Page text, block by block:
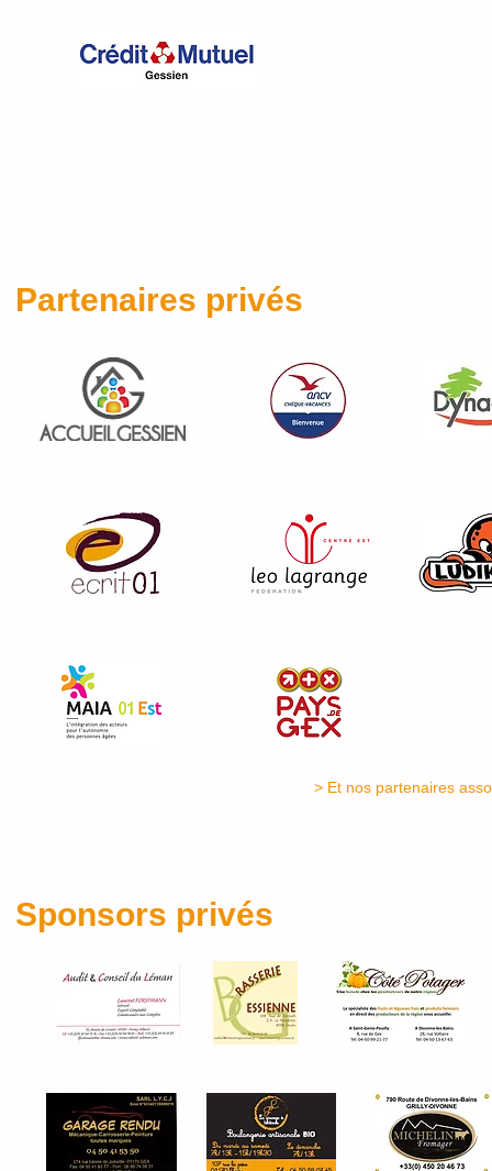
Partenaires privés
> Et nos partenaires
Sponsors privés